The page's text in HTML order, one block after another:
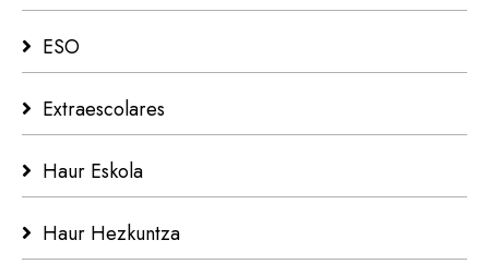
ESO
Extraescolares
Haur Eskola
Haur Hezkuntza